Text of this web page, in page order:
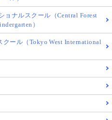
ョナルスクール（Central Forest
）
ール（Tokyo West International